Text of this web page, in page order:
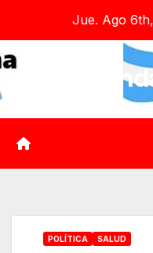
contenido
Jue. Ago
POLÍTICA SALUD